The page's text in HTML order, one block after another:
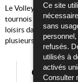
Ce site
sans
refusés.
utilisés à
activés
Consulter
Le Volleyball Club
tournois et affronte
loisirs dans le cadre
plusieurs victoires à
Contact